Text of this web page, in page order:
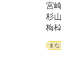
宮
杉
梅
ま